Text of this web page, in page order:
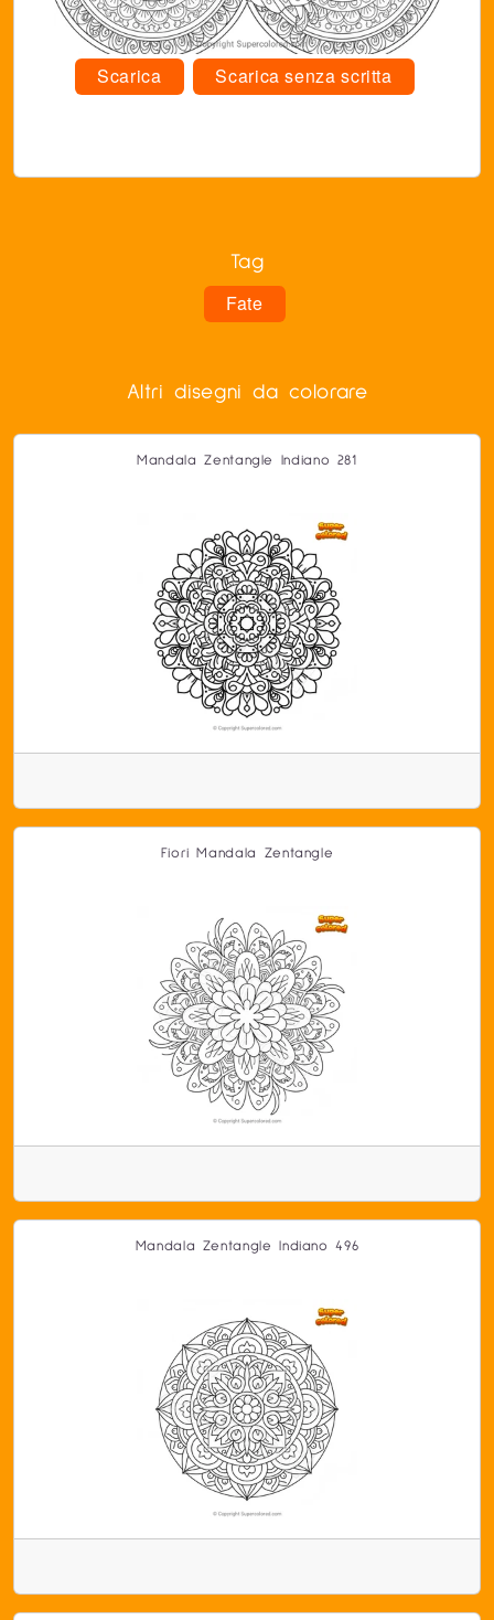
Scarica Scarica senza scritta
Tag
Fate
Altri disegni da colorare
Mandala Zentangle Indiano 281
Fiori Mandala Zentangle
Mandala Zentangle Indiano 496